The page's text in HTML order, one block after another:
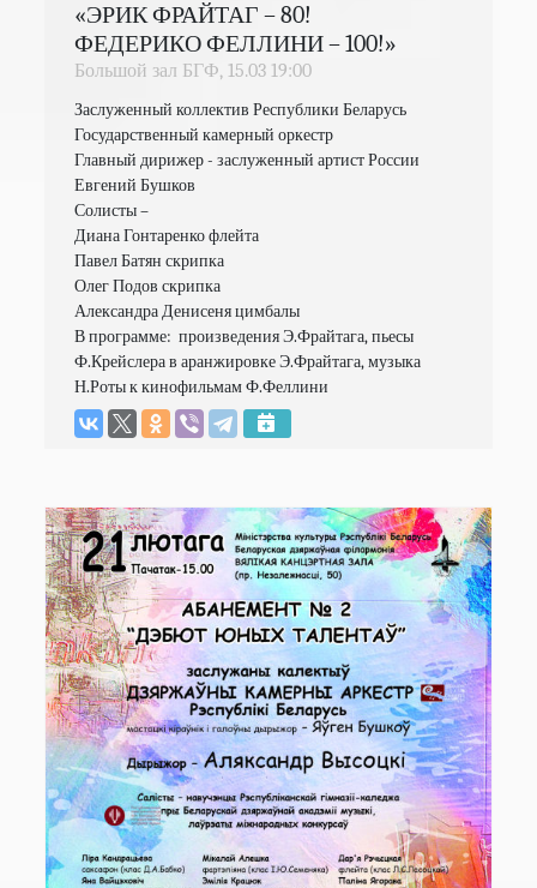
«ЭРИК ФРАЙТАГ – 80!
ФЕДЕРИКО ФЕЛЛИНИ – 100!»
Большой зал БГФ, 15.03 19:00
Заслуженный коллектив Республики Беларусь
Государственный камерный оркестр
Главный дирижер - заслуженный артист России
Евгений Бушков
Солисты –
Диана Гонтаренко флейта
Павел Батян скрипка
Олег Подов скрипка
Александра Денисеня цимбалы
В программе:  произведения Э.Фрайтага, пьесы
Ф.Крейслера в аранжировке Э.Фрайтага, музыка
Н.Роты к кинофильмам Ф.Феллини